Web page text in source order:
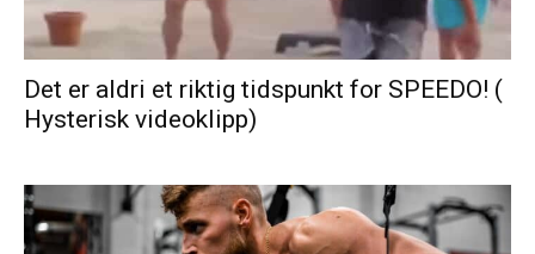
Det er aldri et riktig tidspunkt for SPEEDO! (
Hysterisk videoklipp)